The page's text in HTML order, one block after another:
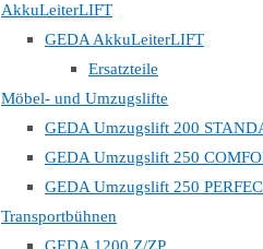
AkkuLeiterLIFT
GEDA AkkuLeiterLIFT
Ersatzteile
Möbel- und Umzugslifte
GEDA Umzugslift 200
GEDA Umzugslift 250
GEDA Umzugslift 250
Transportbühnen